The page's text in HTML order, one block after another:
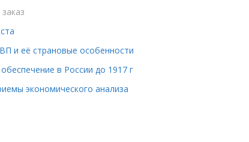
и её страновые особенности
в России до 1917 г
экономического анализа